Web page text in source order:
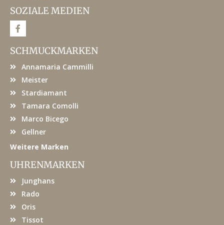
SOZIALE MEDIEN
F
a
e
b
o
SCHMUCKMARKEN
Annamaria Cammilli
Meister
Stardiamant
Tamara Comolli
Marco Bicego
Gellner
Weitere Marken
UHRENMARKEN
Junghans
Rado
Oris
Tissot